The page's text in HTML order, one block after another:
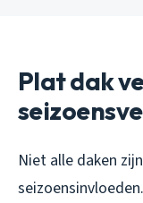
Plat dak
Niet alle daken